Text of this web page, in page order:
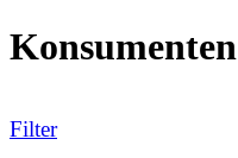
Konsumenten
Filter